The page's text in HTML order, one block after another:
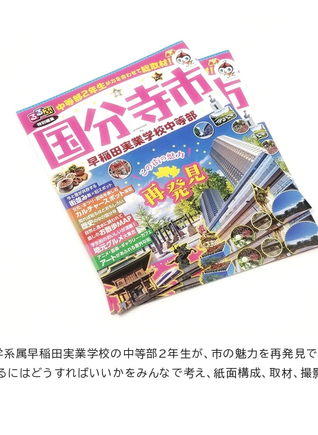
属早稲田実業学校の中等部2年生が、市の魅力を再発見で
はどうすればいいかをみんなで考え、紙面構成、取材、撮